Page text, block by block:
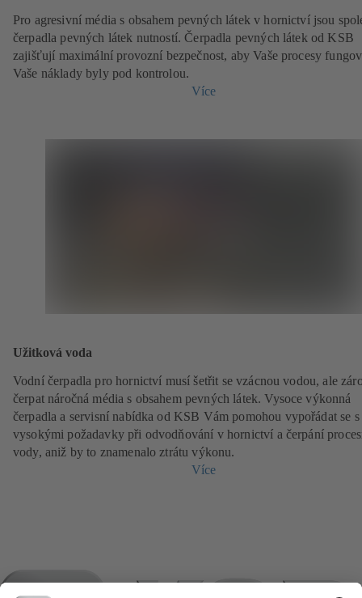
Pro agresivní média s obsahem pevných látek v hornictví jsou
čerpadla pevných látek nutností. Čerpadla pevných látek od KSB
zajišťují maximální provozní bezpečnost, aby Vaše procesy
Vaše náklady byly pod kontrolou.
Více
Užitková voda
Vodní čerpadla pro hornictví musí šetřit se vzácnou vodou, ale
čerpat náročná média s obsahem pevných látek. Vysoce výkonná
čerpadla a servisní nabídka od KSB Vám pomohou vypořádat se s
vysokými požadavky při odvodňování v hornictví a čerpání
vody, aniž by to znamenalo ztrátu výkonu.
Více